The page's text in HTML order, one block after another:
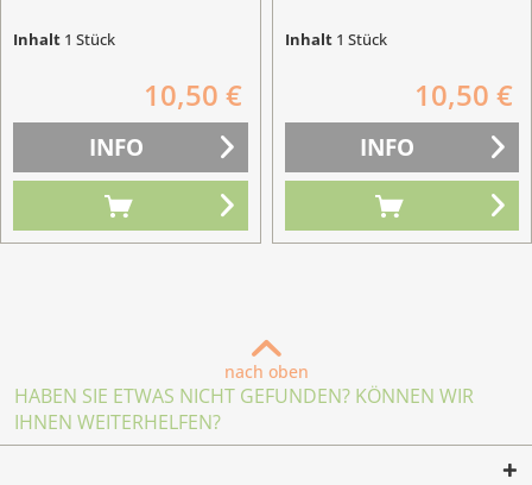
Inhalt 1 Stück
10,50 €
INFO
Inhalt 1 Stück
10,50 €
INFO
nach oben
HABEN SIE ETWAS NICHT GEFUNDEN? KÖNNEN WIR
IHNEN WEITERHELFEN?